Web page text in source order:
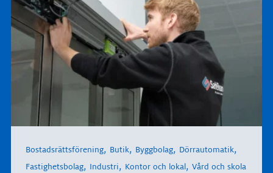
Bostadsrättsförening, Butik, Byggbolag, Dörrautomatik,
Fastighetsbolag, Industri, Kontor och lokal, Vård och skola